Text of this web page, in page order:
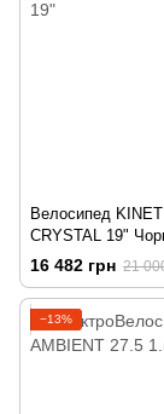
Велосипед
CRYSTAL 19"
16 482 грн 21
−13%